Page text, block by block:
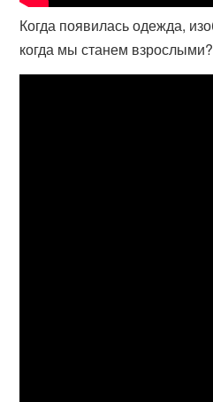
Когда появилась одежда,
когда мы станем взрослыми?